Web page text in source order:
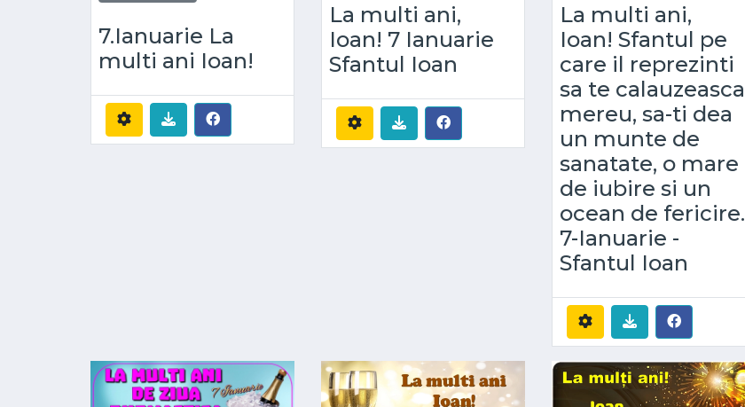
7.Ianuarie La
multi ani Ioan!
La multi ani,
Ioan! 7 Ianuarie
Sfantul Ioan
La multi ani,
Ioan! Sfantul pe
care il reprezinti
sa te calauzeasca
mereu, sa-ti dea
un munte de
sanatate, o mare
de iubire si un
ocean de fericire.
7-Ianuarie -
Sfantul Ioan